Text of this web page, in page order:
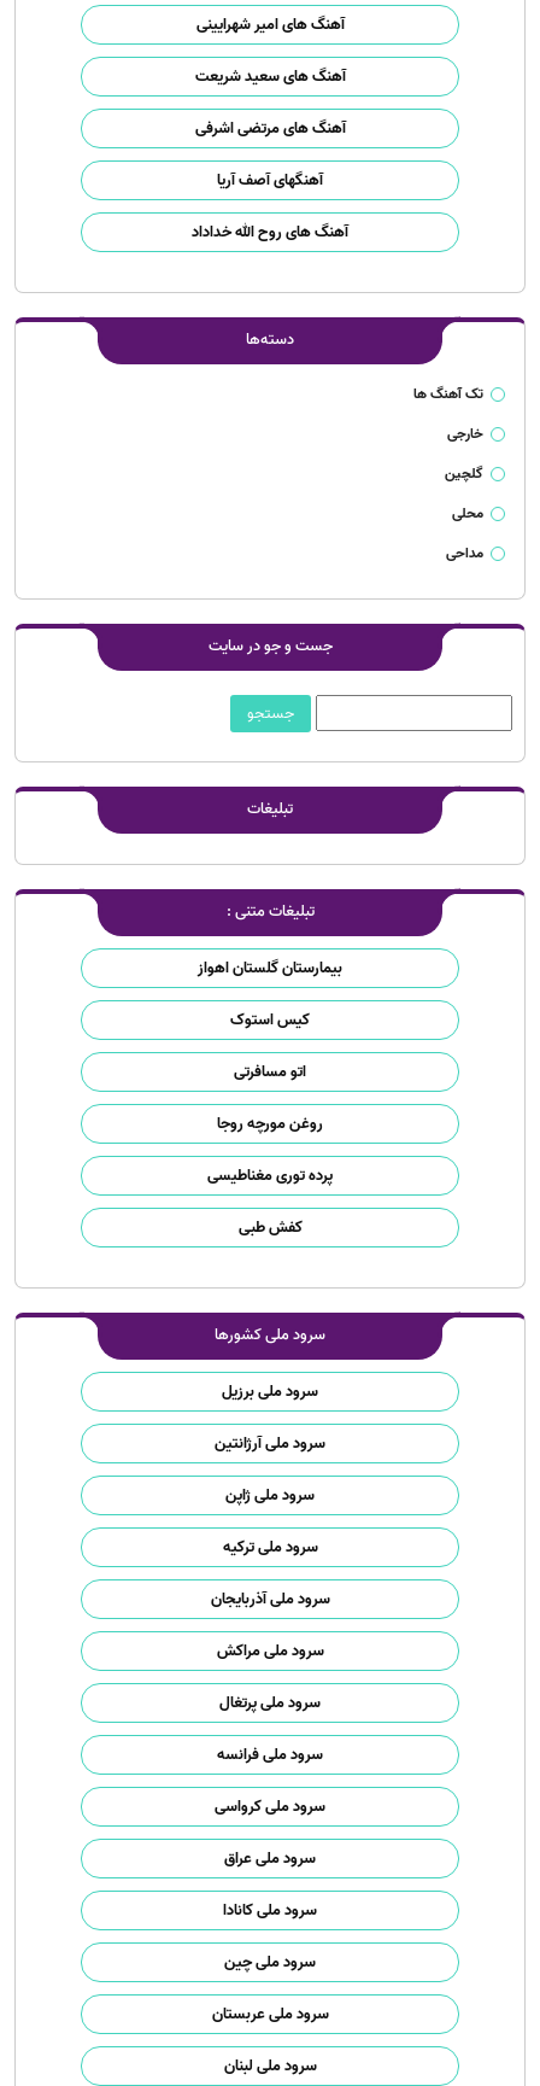
آهنگ های امیر شهرایینی
آهنگ های سعید شریعت
آهنگ های مرتضی اشرفی
آهنگهای آصف آریا
آهنگ های روح الله خداداد
دسته‌ها
تک آهنگ ها
خارجی
گلچین
محلی
مداحی
جست و جو در سایت
تبلیغات
تبلیغات متنی :
بیمارستان گلستان اهواز
کیس استوک
اتو مسافرتی
روغن مورچه روجا
پرده توری مغناطیسی
کفش طبی
سرود ملی کشورها
سرود ملی برزیل
سرود ملی آرژانتین
سرود ملی ژاپن
سرود ملی ترکیه
سرود ملی آذربایجان
سرود ملی مراکش
سرود ملی پرتغال
سرود ملی فرانسه
سرود ملی کرواسی
سرود ملی عراق
سرود ملی کانادا
سرود ملی چین
سرود ملی عربستان
سرود ملی لبنان